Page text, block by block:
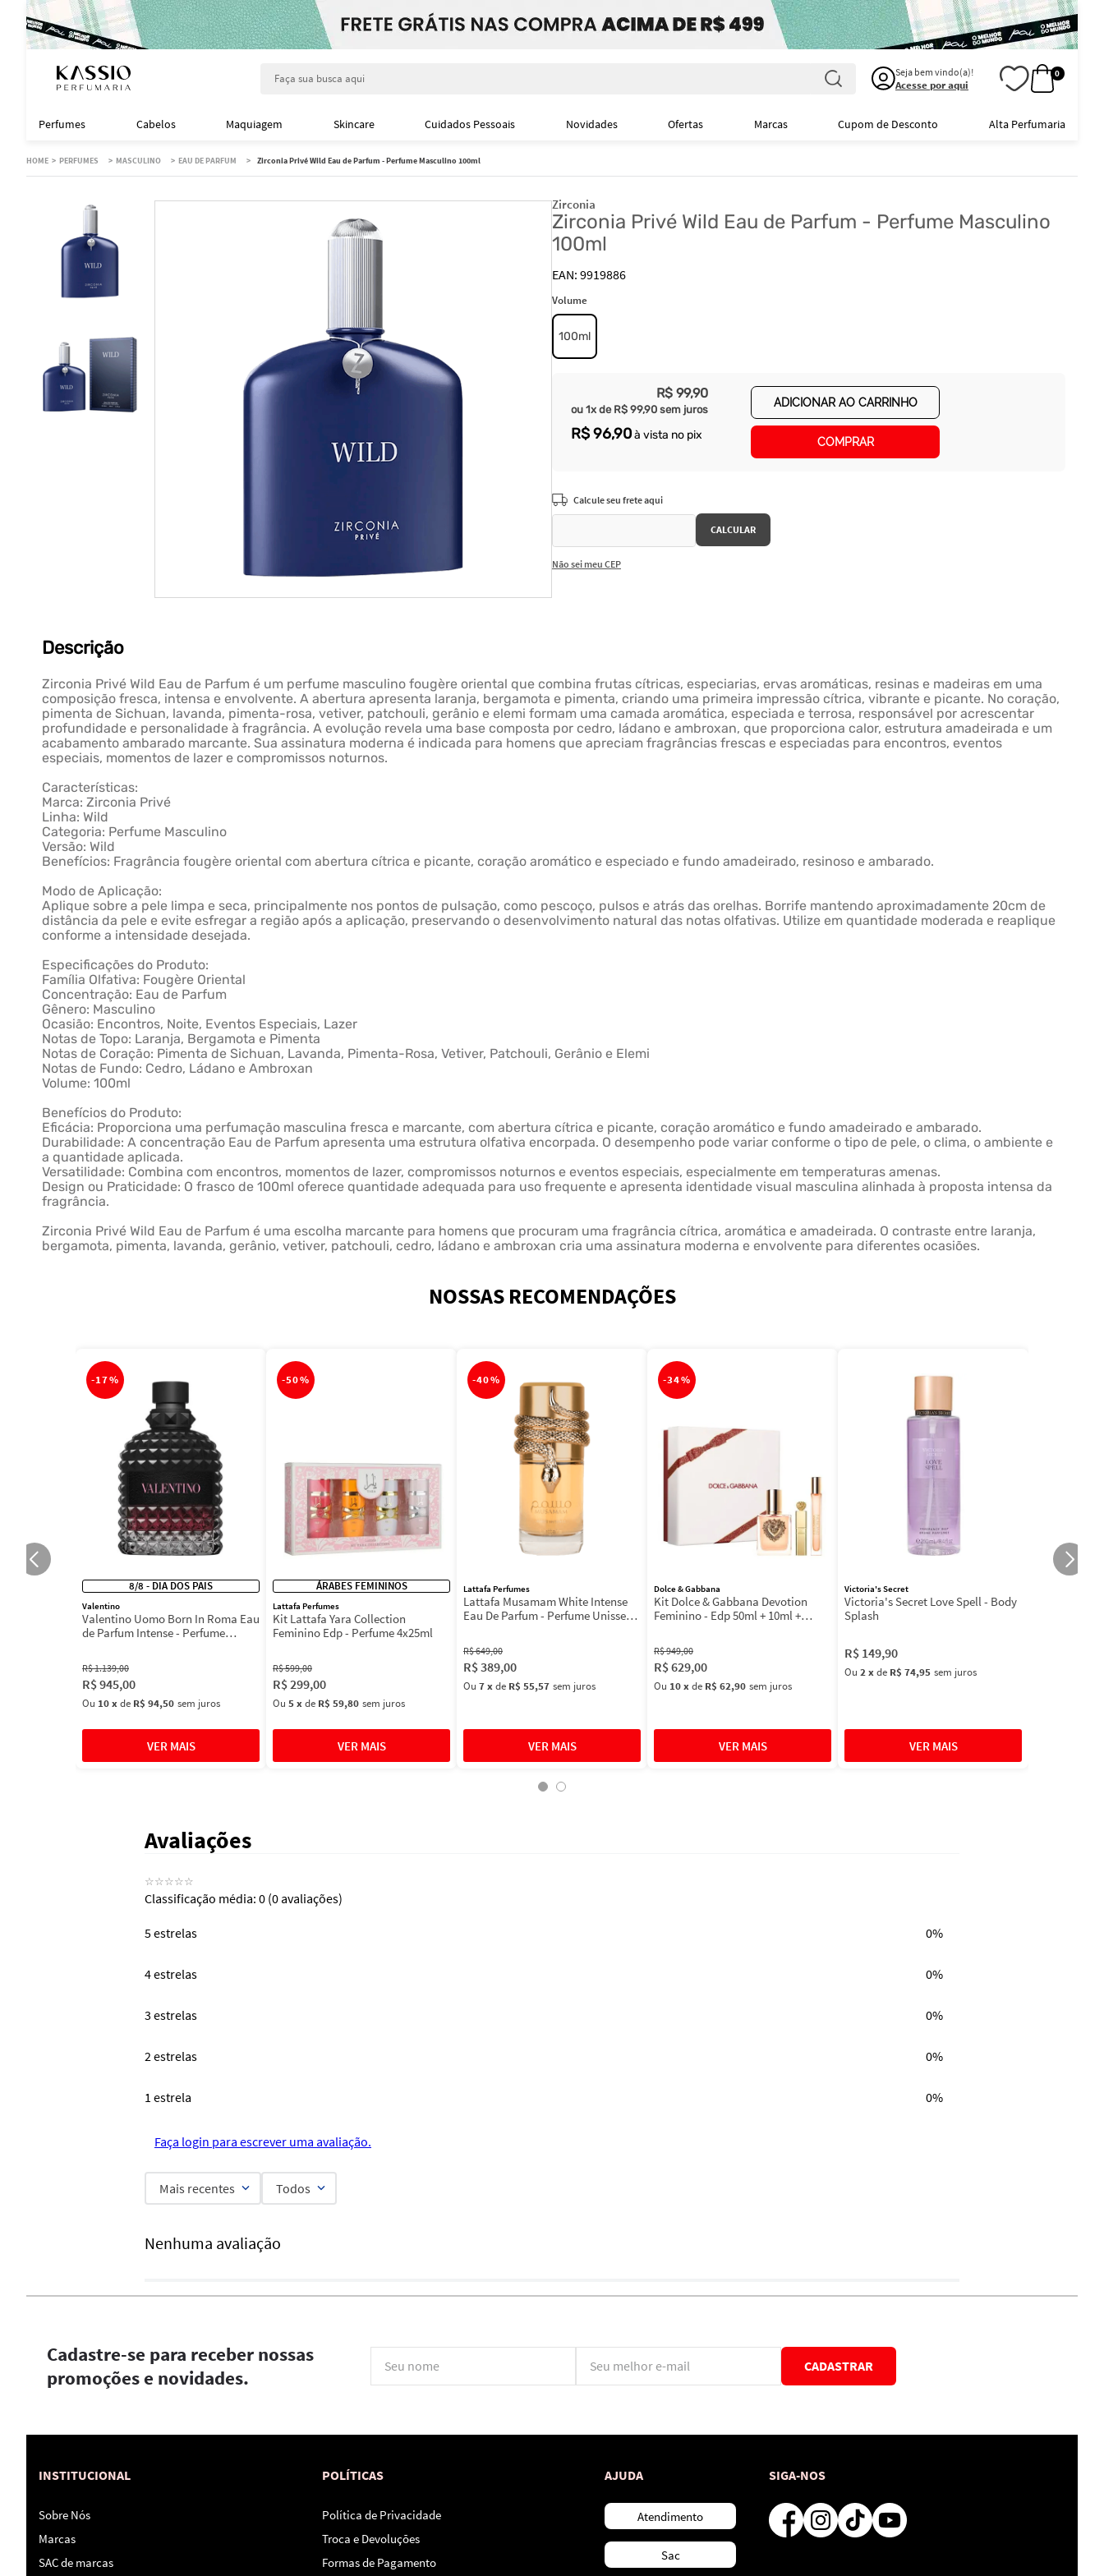
Seja bem vindo(a)!
Acesse por aqui
0
Perfumes Cabelos Maquiagem Skincare Cuidados Pessoais Novidades Ofertas Marcas Cupom de Desconto Alta Perfumaria
PERFUMES MASCULINO EAU DE PARFUM Zirconia Privé Wild Eau de Parfum - Perfume Masculino 100ml
Zirconia
Zirconia Privé Wild Eau de Parfum - Perfume Masculino
100ml
9919886
Volume
100ml
R$ 99,90
ou 1x de R$ 99,90 sem juros
R$96,90à vista no pix
ADICIONAR AO CARRINHO
COMPRAR
Não sei meu CEP
Descrição
Zirconia Privé Wild Eau de Parfum é um perfume masculino fougère oriental que combina frutas cítricas, especiarias, ervas aromáticas, resinas e madeiras em uma
composição fresca, intensa e envolvente. A abertura apresenta laranja, bergamota e pimenta, criando uma primeira impressão cítrica, vibrante e picante. No coração,
pimenta de Sichuan, lavanda, pimenta-rosa, vetiver, patchouli, gerânio e elemi formam uma camada aromática, especiada e terrosa, responsável por acrescentar
profundidade e personalidade à fragrância. A evolução revela uma base composta por cedro, ládano e ambroxan, que proporciona calor, estrutura amadeirada e um
acabamento ambarado marcante. Sua assinatura moderna é indicada para homens que apreciam fragrâncias frescas e especiadas para encontros, eventos
especiais, momentos de lazer e compromissos noturnos.
Características:
Marca: Zirconia Privé
Linha: Wild
Categoria: Perfume Masculino
Versão: Wild
Benefícios: Fragrância fougère oriental com abertura cítrica e picante, coração aromático e especiado e fundo amadeirado, resinoso e ambarado.
Modo de Aplicação:
Aplique sobre a pele limpa e seca, principalmente nos pontos de pulsação, como pescoço, pulsos e atrás das orelhas. Borrife mantendo aproximadamente 20cm de
distância da pele e evite esfregar a região após a aplicação, preservando o desenvolvimento natural das notas olfativas. Utilize em quantidade moderada e reaplique
conforme a intensidade desejada.
Especificações do Produto:
Família Olfativa: Fougère Oriental
Concentração: Eau de Parfum
Gênero: Masculino
Ocasião: Encontros, Noite, Eventos Especiais, Lazer
Notas de Topo: Laranja, Bergamota e Pimenta
Notas de Coração: Pimenta de Sichuan, Lavanda, Pimenta-Rosa, Vetiver, Patchouli, Gerânio e Elemi
Notas de Fundo: Cedro, Ládano e Ambroxan
Volume: 100ml
Benefícios do Produto:
Eficácia: Proporciona uma perfumação masculina fresca e marcante, com abertura cítrica e picante, coração aromático e fundo amadeirado e ambarado.
Durabilidade: A concentração Eau de Parfum apresenta uma estrutura olfativa encorpada. O desempenho pode variar conforme o tipo de pele, o clima, o ambiente e
a quantidade aplicada.
Versatilidade: Combina com encontros, momentos de lazer, compromissos noturnos e eventos especiais, especialmente em temperaturas amenas.
Design ou Praticidade: O frasco de 100ml oferece quantidade adequada para uso frequente e apresenta identidade visual masculina alinhada à proposta intensa da
fragrância.
Zirconia Privé Wild Eau de Parfum é uma escolha marcante para homens que procuram uma fragrância cítrica, aromática e amadeirada. O contraste entre laranja,
bergamota, pimenta, lavanda, gerânio, vetiver, patchouli, cedro, ládano e ambroxan cria uma assinatura moderna e envolvente para diferentes ocasiões.
NOSSAS RECOMENDAÇÕES
-17%
8/8 - DIA DOS PAIS
Valentino
Valentino Uomo Born In Roma Eau
de Parfum Intense - Perfume
R$1.139,00
R$945,00
Ou 10xde R$ 94,50 sem juros
-50%
ÁRABES FEMININOS
Lattafa Perfumes
Kit Lattafa Yara Collection
Feminino Edp - Perfume 4x25ml
R$599,00
R$299,00
Ou 5xde R$ 59,80 sem juros
-40%
Lattafa Perfumes
Lattafa Musamam White Intense
Eau De Parfum - Perfume Unissex
R$649,00
R$389,00
Ou 7xde R$ 55,57 sem juros
-34%
Dolce & Gabbana
Kit Dolce & Gabbana Devotion
Feminino - Edp 50ml + 10ml +
R$949,00
R$629,00
Ou 10xde R$ 62,90 sem juros
Victoria's Secret
Victoria's Secret Love Spell - Body
Splash
R$ 149,90
Ou 2xde R$ 74,95 sem juros
Avaliações
☆☆☆☆☆
Classificação média: 0 (0 avaliações)
5 estrelas 0%
4 estrelas 0%
3 estrelas 0%
2 estrelas 0%
1 estrela 0%
Faça login para escrever uma avaliação.
Mais recentes Todos
Nenhuma avaliação
Cadastre-se para receber nossas
promoções e novidades.
CADASTRAR
INSTITUCIONAL
Sobre Nós
Marcas
SAC de marcas
POLÍTICAS
Política de Privacidade
Troca e Devoluções
Formas de Pagamento
AJUDA
Atendimento
Sac
SIGA-NOS